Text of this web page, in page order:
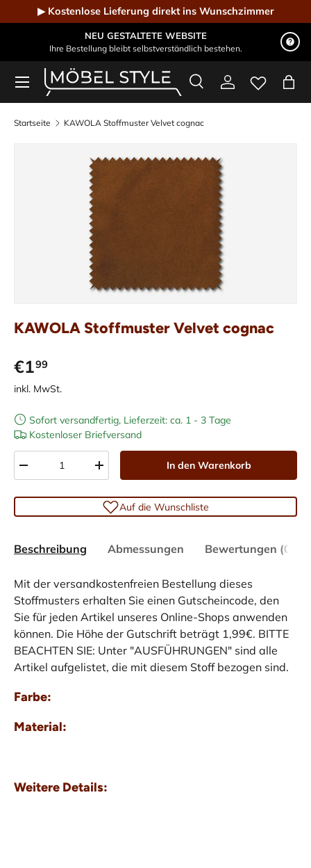
Direkt zum Inhalt
▶ Kostenlose Lieferung direkt ins Wunschzimmer
NEU GESTALTETE WEBSITE
Ihre Bestellung bleibt selbstverständlich bestehen.
Möbel Style - Der Online-Shop für Designmöbel
Suchen
SucheEinloggen
Menü
Startseite KAWOLA Stoffmuster Velvet cognac
KAWOLA Stoffmuster Velvet cognac
€199
inkl. MwSt.
Sofort versandfertig, Lieferzeit: ca. 1 - 3 Tage
Kostenloser Briefversand
-
+ In den Warenkorb
Auf die Wunschliste
Beschreibung Abmessungen Bewertungen (0)
Mit der versandkostenfreien Bestellung dieses
Stoffmusters erhalten Sie einen Gutscheincode, den
Sie für jeden Artikel unseres Online-Shops anwenden
können. Die Höhe der Gutschrift beträgt 1,99€. BITTE
BEACHTEN SIE: Unter "AUSFÜHRUNGEN" sind alle
Artikel aufgelistet, die mit diesem Stoff bezogen sind.
Farbe:
Material:
Weitere Details: